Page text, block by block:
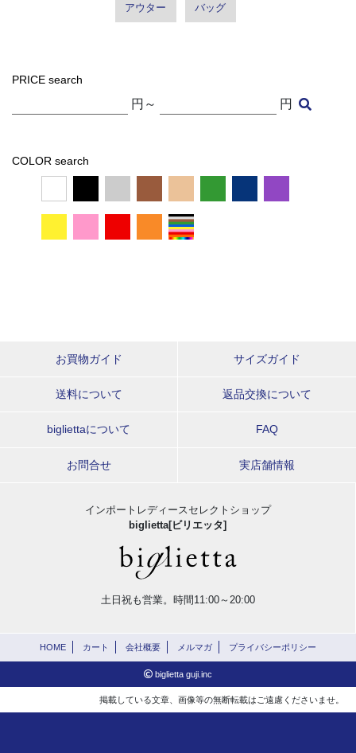
アウター バッグ
PRICE search
円～ 円
COLOR search
お買物ガイド サイズガイド
送料について 返品交換について
bigliettaについて FAQ
お問合せ 実店舗情報
インポートレディースセレクトショップ
biglietta[ビリエッタ]
土日祝も営業。時間11:00～20:00
HOME カート 会社概要 メルマガ プライバシーポリシー
biglietta guji.inc
掲載している文章、画像等の無断転載はご遠慮くださいませ。